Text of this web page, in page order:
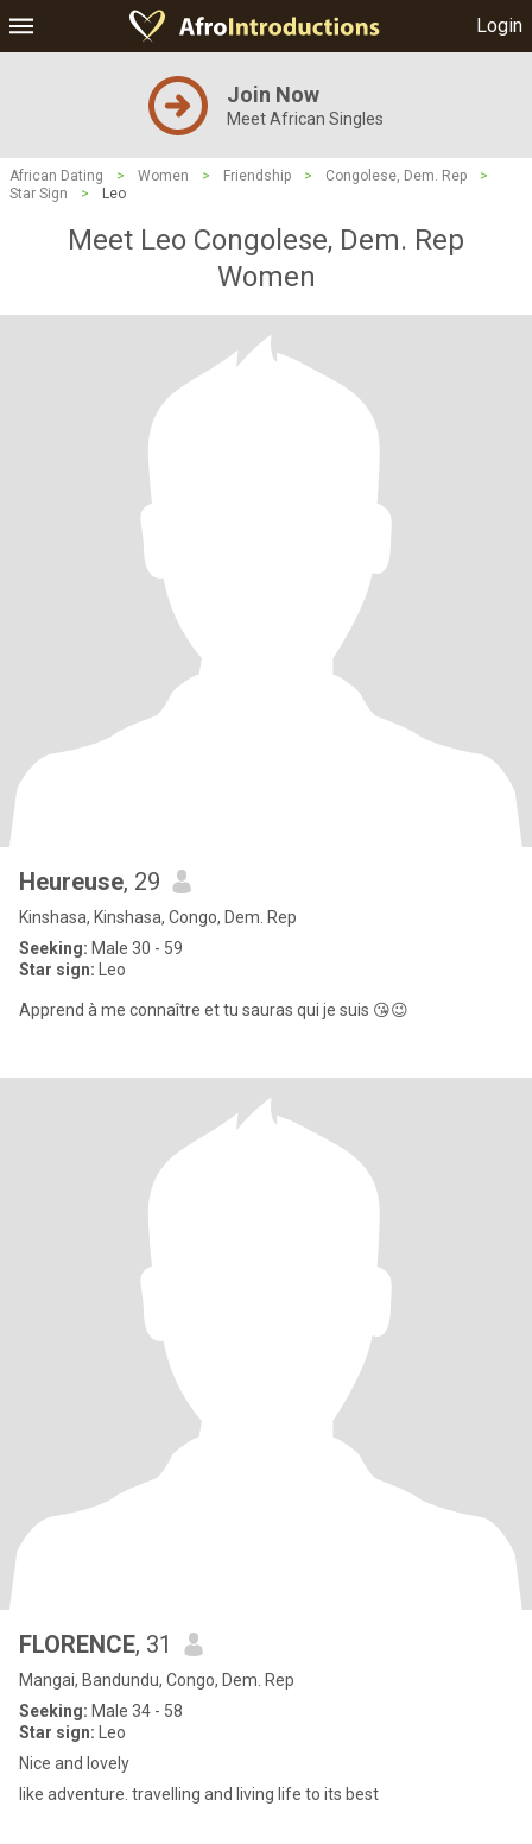
Login
Join Now
Meet African Singles
African Dating > Women > Friendship > Congolese, Dem. Rep
>
Star Sign
> Leo
Meet Leo Congolese, Dem. Rep
Women
Heureuse, 29
Kinshasa, Kinshasa, Congo, Dem. Rep
Seeking: Male 30 - 59
Star sign: Leo
Apprend à me connaître et tu sauras qui je suis 😘😉
FLORENCE, 31
Mangai, Bandundu, Congo, Dem. Rep
Seeking: Male 34 - 58
Star sign: Leo
Nice and lovely
like adventure. travelling and living life to its best